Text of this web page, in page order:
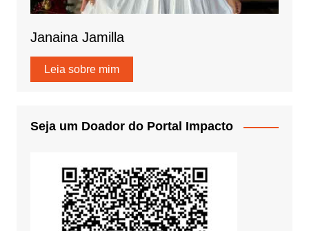
Janaina Jamilla
Leia sobre mim
Seja um Doador do Portal Impacto